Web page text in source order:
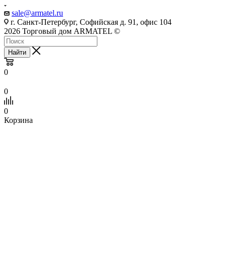
sale@armatel.ru
г. Санкт-Петербург, Софийская д. 91, офис 104
2026 Торговый дом ARMATEL ©
Найти
0
0
0
Корзина